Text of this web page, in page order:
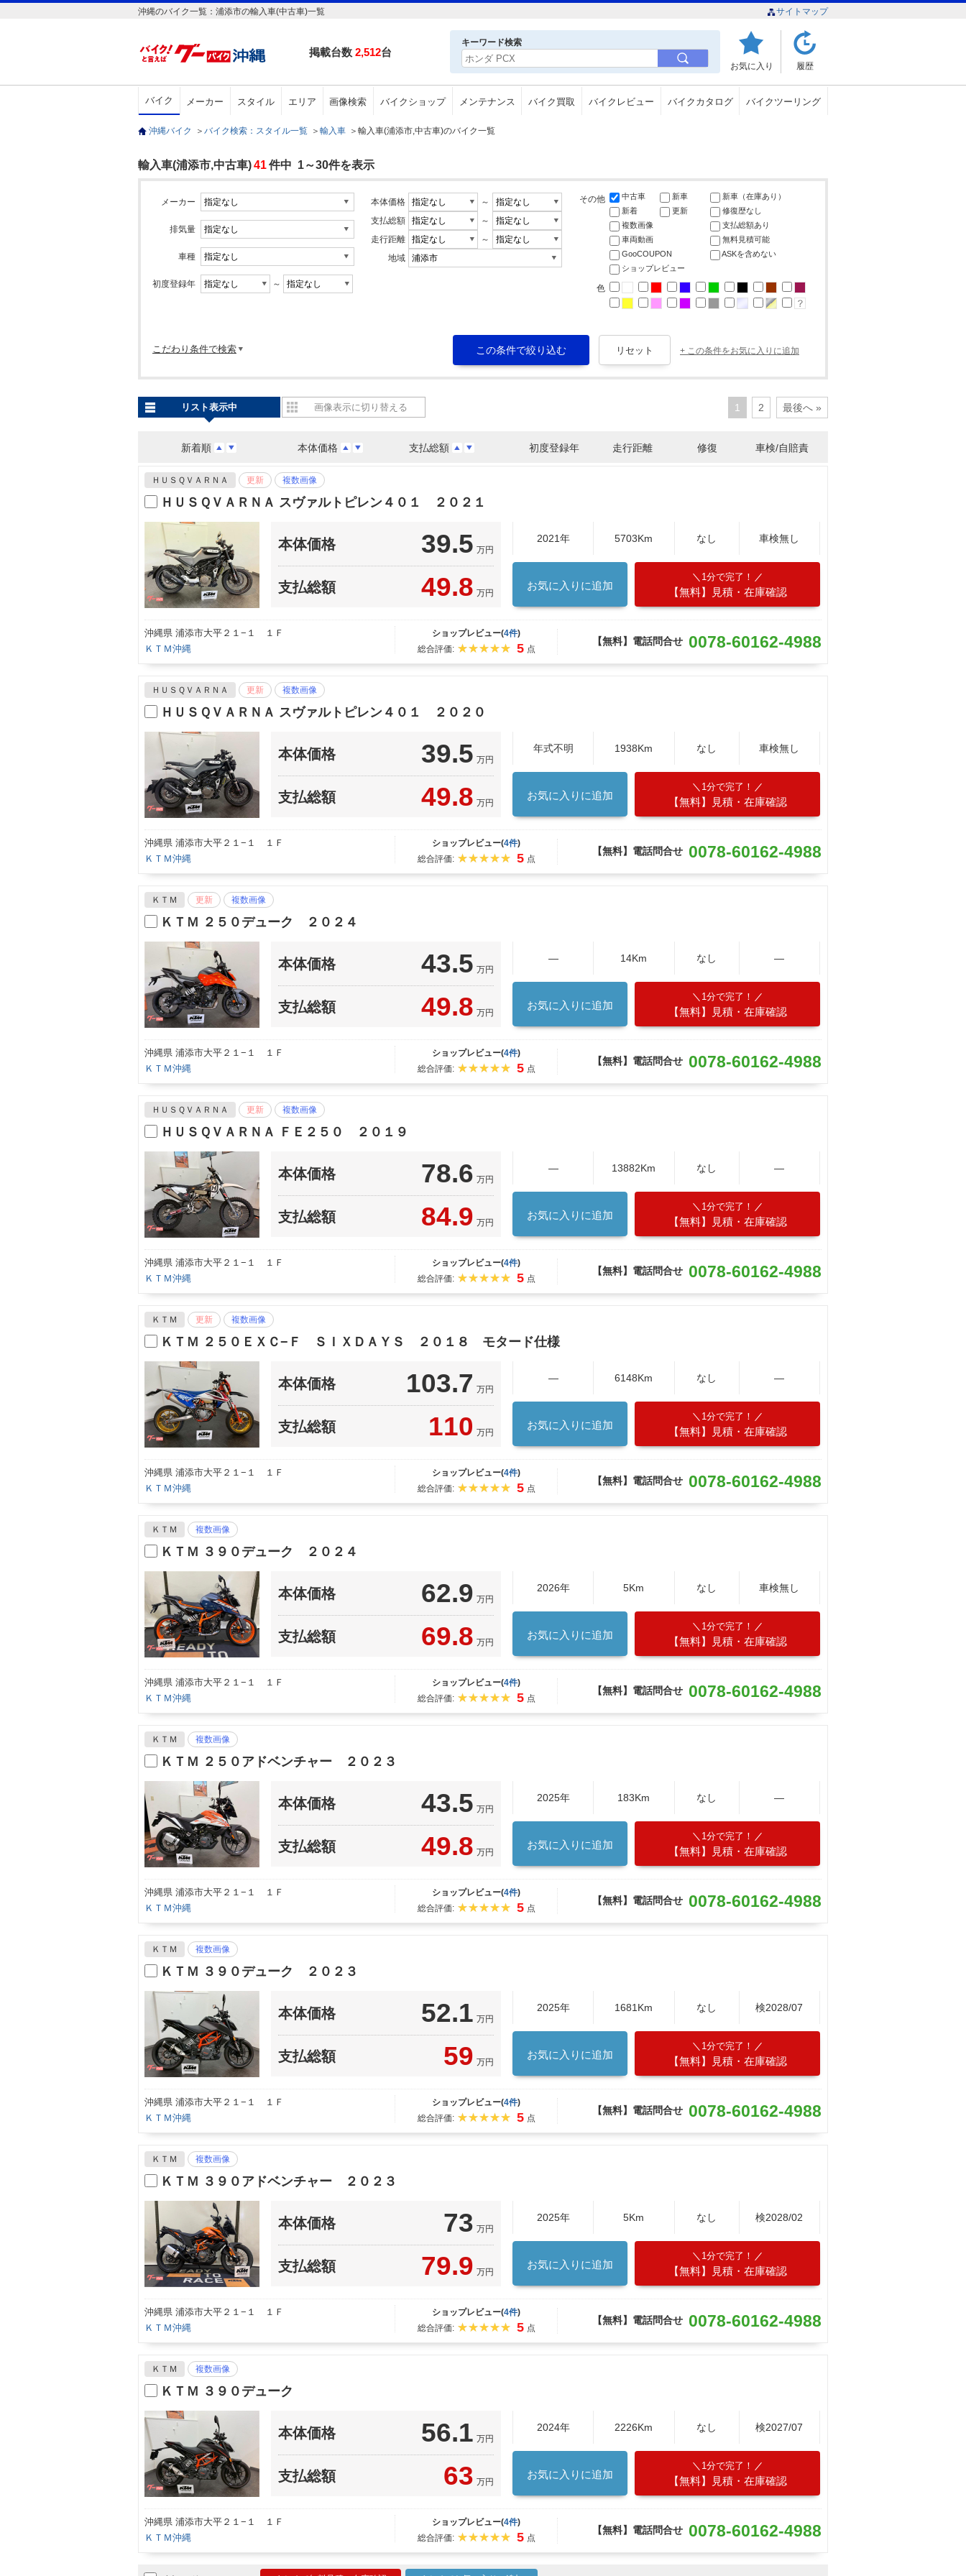
沖縄のバイク一覧：浦添市の輸入車(中古車)一覧 サイトマップ
掲載台数 2,512台
キーワード検索
お気に入り 履歴
バイク メーカー スタイル エリア 画像検索 バイクショップ メンテナンス バイク買取 バイクレビュー バイクカタログ バイクツーリング
沖縄バイク ＞ バイク検索：スタイル一覧 ＞ 輸入車 ＞ 輸入車(浦添市,中古車)のバイク一覧
輸入車(浦添市,中古車)41件中 1～30件を表示
メーカー
排気量
車種
初度登録年 ～
本体価格
～
支払総額
～
走行距離
～
地域
その他 中古車 新車
新車（在庫あり）
新着
更新
修復歴なし
複数画像
支払総額あり
車両動画
無料見積可能
GooCOUPON
ASKを含めない
ショップレビュー
色
こだわり条件で検索 + この条件をお気に入りに追加
1 2 最後へ »
新着順 本体価格 支払総額 初度登録年 走行距離 修復 車検/自賠責
リスト表示中 画像表示に切り替える
ＨＵＳＱＶＡＲＮＡ 更新 複数画像
ＨＵＳＱＶＡＲＮＡ スヴァルトピレン４０１ ２０２１
本体価格 39.5 万円
支払総額 49.8 万円
2021年 5703Km なし 車検無し
お気に入りに追加
1分で完了！
【無料】見積・在庫確認
沖縄県 浦添市大平２１−１ １Ｆ
ＫＴＭ沖縄
ショップレビュー(4件)
総合評価:
5 点
【無料】電話問合せ 0078-60162-4988
ＨＵＳＱＶＡＲＮＡ 更新 複数画像
ＨＵＳＱＶＡＲＮＡ スヴァルトピレン４０１ ２０２０
本体価格 39.5 万円
支払総額 49.8 万円
年式不明 1938Km なし 車検無し
お気に入りに追加
1分で完了！
【無料】見積・在庫確認
沖縄県 浦添市大平２１−１ １Ｆ
ＫＴＭ沖縄
ショップレビュー(4件)
総合評価:
5 点
【無料】電話問合せ 0078-60162-4988
ＫＴＭ 更新 複数画像
ＫＴＭ ２５０デューク ２０２４
本体価格 43.5 万円
支払総額 49.8 万円
― 14Km なし ―
お気に入りに追加
1分で完了！
【無料】見積・在庫確認
沖縄県 浦添市大平２１−１ １Ｆ
ＫＴＭ沖縄
ショップレビュー(4件)
総合評価:
5 点
【無料】電話問合せ 0078-60162-4988
ＨＵＳＱＶＡＲＮＡ 更新 複数画像
ＨＵＳＱＶＡＲＮＡ ＦＥ２５０ ２０１９
本体価格 78.6 万円
支払総額 84.9 万円
― 13882Km なし ―
お気に入りに追加
1分で完了！
【無料】見積・在庫確認
沖縄県 浦添市大平２１−１ １Ｆ
ＫＴＭ沖縄
ショップレビュー(4件)
総合評価:
5 点
【無料】電話問合せ 0078-60162-4988
ＫＴＭ 更新 複数画像
ＫＴＭ ２５０ＥＸＣ−Ｆ ＳＩＸＤＡＹＳ ２０１８ モタード仕様
本体価格 103.7 万円
支払総額 110 万円
― 6148Km なし ―
お気に入りに追加
1分で完了！
【無料】見積・在庫確認
沖縄県 浦添市大平２１−１ １Ｆ
ＫＴＭ沖縄
ショップレビュー(4件)
総合評価:
5 点
【無料】電話問合せ 0078-60162-4988
ＫＴＭ 複数画像
ＫＴＭ ３９０デューク ２０２４
本体価格 62.9 万円
支払総額 69.8 万円
2026年 5Km なし 車検無し
お気に入りに追加
1分で完了！
【無料】見積・在庫確認
沖縄県 浦添市大平２１−１ １Ｆ
ＫＴＭ沖縄
ショップレビュー(4件)
総合評価:
5 点
【無料】電話問合せ 0078-60162-4988
ＫＴＭ 複数画像
ＫＴＭ ２５０アドベンチャー ２０２３
本体価格 43.5 万円
支払総額 49.8 万円
2025年 183Km なし ―
お気に入りに追加
1分で完了！
【無料】見積・在庫確認
沖縄県 浦添市大平２１−１ １Ｆ
ＫＴＭ沖縄
ショップレビュー(4件)
総合評価:
5 点
【無料】電話問合せ 0078-60162-4988
ＫＴＭ 複数画像
ＫＴＭ ３９０デューク ２０２３
本体価格 52.1 万円
支払総額 59 万円
2025年 1681Km なし 検2028/07
お気に入りに追加
1分で完了！
【無料】見積・在庫確認
沖縄県 浦添市大平２１−１ １Ｆ
ＫＴＭ沖縄
ショップレビュー(4件)
総合評価:
5 点
【無料】電話問合せ 0078-60162-4988
ＫＴＭ 複数画像
ＫＴＭ ３９０アドベンチャー ２０２３
本体価格 73 万円
支払総額 79.9 万円
2025年 5Km なし 検2028/02
お気に入りに追加
1分で完了！
【無料】見積・在庫確認
沖縄県 浦添市大平２１−１ １Ｆ
ＫＴＭ沖縄
ショップレビュー(4件)
総合評価:
5 点
【無料】電話問合せ 0078-60162-4988
ＫＴＭ 複数画像
ＫＴＭ ３９０デューク
本体価格 56.1 万円
支払総額 63 万円
2024年 2226Km なし 検2027/07
お気に入りに追加
1分で完了！
【無料】見積・在庫確認
沖縄県 浦添市大平２１−１ １Ｆ
ＫＴＭ沖縄
ショップレビュー(4件)
総合評価:
5 点
【無料】電話問合せ 0078-60162-4988